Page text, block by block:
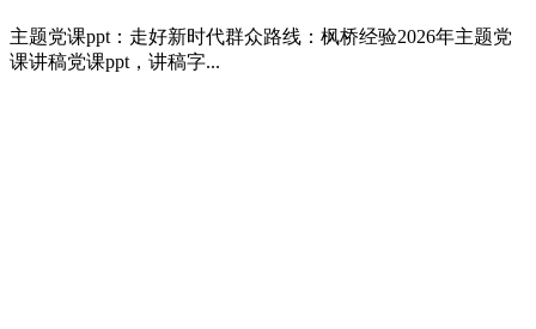
主题党课ppt：走好新时代群众路线：枫桥经验2026年主题党
课讲稿党课ppt，讲稿字...